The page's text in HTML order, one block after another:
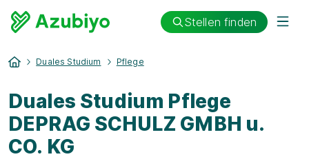
Stellen finden
Duales Studium Pflege
Duales Studium Pflege
DEPRAG SCHULZ GMBH u.
CO. KG